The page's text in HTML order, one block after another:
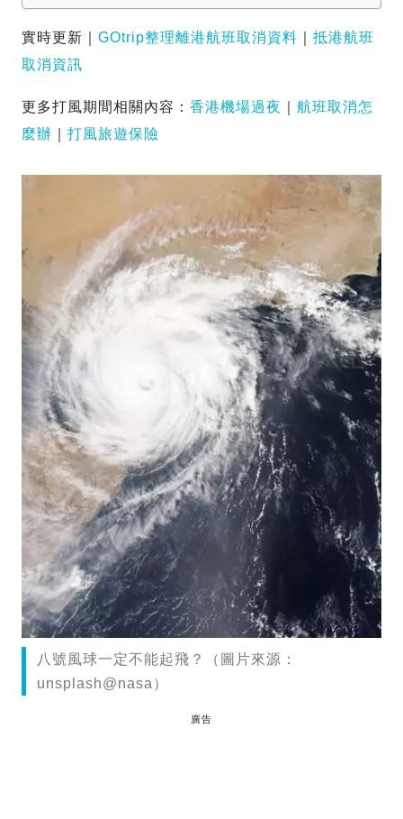
實時更新｜ GOtrip整理離港航班取消資料
抵港航班
取消資訊
更多打風期間相關內容： 香港機場過夜
航班取消怎
麼辦
打風旅遊保險
八號風球一定不能起飛？（圖片來源：
unsplash@nasa）
廣告